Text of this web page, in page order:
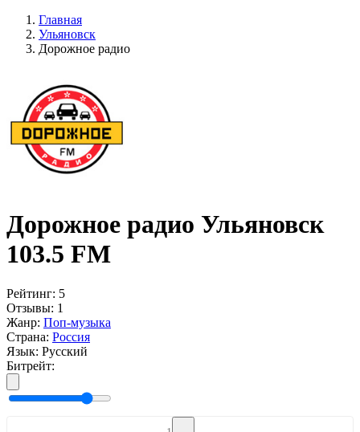
Главная
Ульяновск
Дорожное радио
Дорожное радио Ульяновск
103.5 FM
Рейтинг: 5
Отзывы: 1
Жанр: Поп-музыка
Страна: Россия
Язык: Русский
Битрейт: